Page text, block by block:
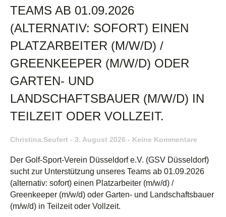
TEAMS AB 01.09.2026
(ALTERNATIV: SOFORT) EINEN
PLATZARBEITER (M/W/D) /
GREENKEEPER (M/W/D) ODER
GARTEN- UND
LANDSCHAFTSBAUER (M/W/D) IN
TEILZEIT ODER VOLLZEIT.
Christina.seufert 3. August 2026 Keine Kommentare
Der Golf-Sport-Verein Düsseldorf e.V. (GSV Düsseldorf)
sucht zur Unterstützung unseres Teams ab 01.09.2026
(alternativ: sofort) einen Platzarbeiter (m/w/d) /
Greenkeeper (m/w/d) oder Garten- und Landschaftsbauer
(m/w/d) in Teilzeit oder Vollzeit.